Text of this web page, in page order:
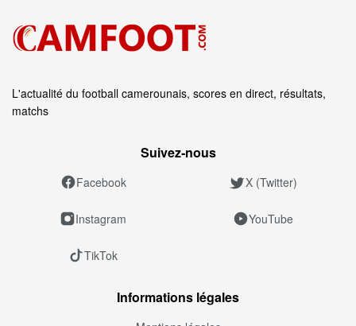
L'actualité du football camerounais, scores en direct, résultats,
matchs
Suivez‑nous
Facebook X (Twitter)
Instagram YouTube
TikTok
Informations légales